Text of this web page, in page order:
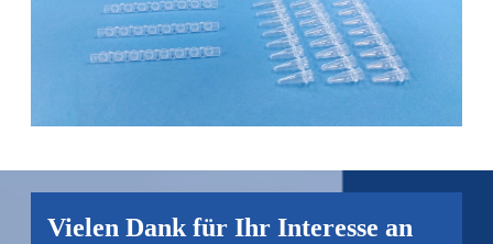
Vielen Dank für Ihr Interesse an